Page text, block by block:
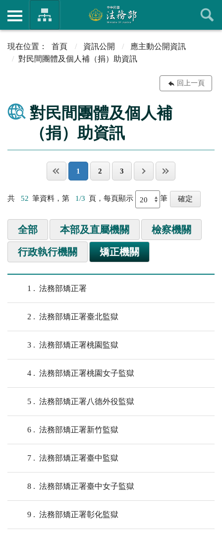
首頁 資訊公開
應主動公開資訊
對民間團體及個人補（捐）助資訊
回上一頁
對民間團體及個人補
（捐）助資訊
1 2 3
共 52 筆資料，第 1/3 頁，每頁顯示 筆
全部 本部及直屬機關 檢察機關
行政執行機關 矯正機關
1 法務部矯正署
2 法務部矯正署臺北監獄
3 法務部矯正署桃園監獄
4 法務部矯正署桃園女子監獄
5 法務部矯正署八德外役監獄
6 法務部矯正署新竹監獄
7 法務部矯正署臺中監獄
8 法務部矯正署臺中女子監獄
9 法務部矯正署彰化監獄